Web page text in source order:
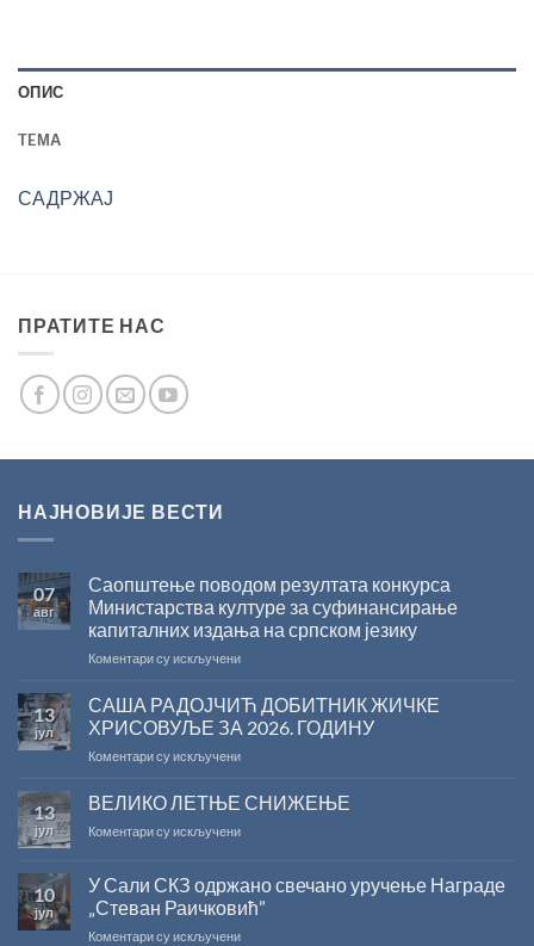
ОПИС
TEМА
САДРЖАЈ
ПРАТИТЕ НАС
НАЈНОВИЈЕ ВЕСТИ
07
авг
Саопштење поводом резултата конкурса
Министарства културе за суфинансирање
капиталних издања на српском језику
Коментари су искљученина
поводом
резултата
конкурса
Министарства
за
капиталних
на
српском
13
јул
САША РАДОЈЧИЋ ДОБИТНИК ЖИЧКЕ
ХРИСОВУЉЕ ЗА 2026. ГОДИНУ
Коментари су искљученина
РАДОЈЧИЋ
ЖИЧКЕ
2026.
ГОДИНУ
13
јул
ВЕЛИКО ЛЕТЊЕ СНИЖЕЊЕ
Коментари су искљученина
СНИЖЕЊЕ
10
јул
У Сали СКЗ одржано свечано уручење Награде
„Стеван Раичковић”
Коментари су искљученина